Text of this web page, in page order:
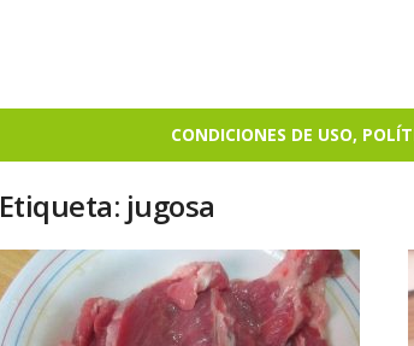
CONDICIONES DE USO,
Etiqueta: jugosa